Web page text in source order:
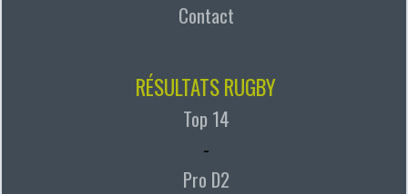
Contact
RÉSULTATS RUGBY
Top 14
-
Pro D2